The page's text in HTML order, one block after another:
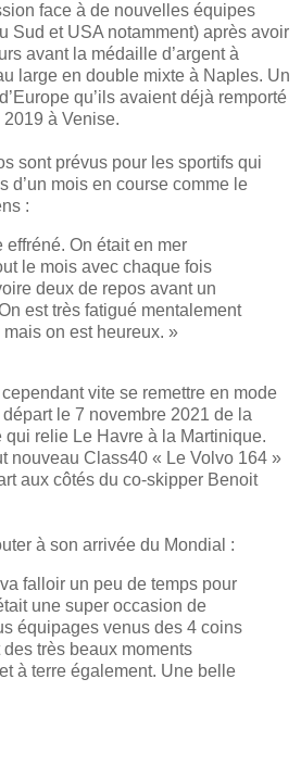
face à de nouvelles équipes
Sud et USA notamment) après avoir
avant la médaille d’argent à
large en double mixte à Naples. Un
qu’ils avaient déjà remporté
à Venise.
sont prévus pour les sportifs qui
d’un mois en course comme le
:
effréné. On était en mer
le mois avec chaque fois
deux de repos avant un
est très fatigué mentalement
on est heureux. »
vite se remettre en mode
le 7 novembre 2021 de la
qui relie Le Havre à la Martinique.
nouveau Class40 « Le Volvo 164 »
aux côtés du co-skipper Benoit
à son arrivée du Mondial :
falloir un peu de temps pour
une super occasion de
équipages venus des 4 coins
très beaux moments
à terre également. Une belle